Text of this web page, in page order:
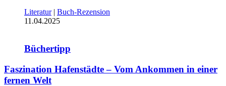
Literatur| Buch-Rezension
11.04.2025
Büchertipp
Faszination Hafenstädte – Vom Ankommen in einer
fernen Welt